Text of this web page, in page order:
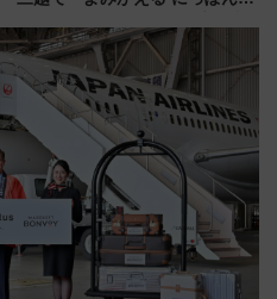
敬の名作写真も、駅弁フェスも
同時開催！